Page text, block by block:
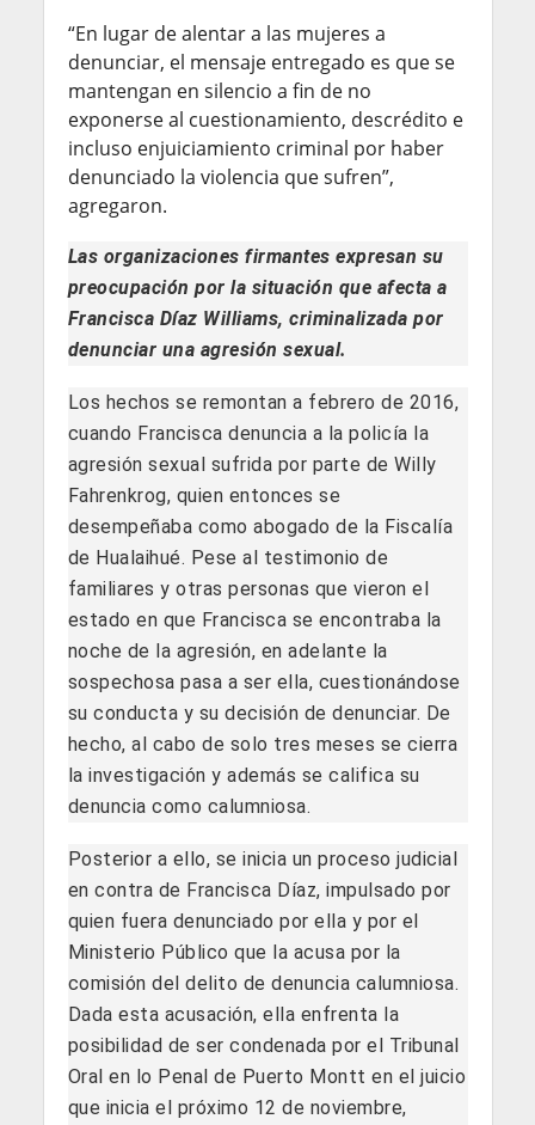
“En lugar de alentar a las mujeres a
denunciar, el mensaje entregado es que se
mantengan en silencio a fin de no
exponerse al cuestionamiento, descrédito e
incluso enjuiciamiento criminal por haber
denunciado la violencia que sufren”,
agregaron.
Las organizaciones firmantes expresan su
preocupación por la situación que afecta a
Francisca Díaz Williams, criminalizada por
denunciar una agresión sexual.
Los hechos se remontan a febrero de 2016,
cuando Francisca denuncia a la policía la
agresión sexual sufrida por parte de Willy
Fahrenkrog, quien entonces se
desempeñaba como abogado de la Fiscalía
de Hualaihué. Pese al testimonio de
familiares y otras personas que vieron el
estado en que Francisca se encontraba la
noche de la agresión, en adelante la
sospechosa pasa a ser ella, cuestionándose
su conducta y su decisión de denunciar. De
hecho, al cabo de solo tres meses se cierra
la investigación y además se califica su
denuncia como calumniosa.
Posterior a ello, se inicia un proceso judicial
en contra de Francisca Díaz, impulsado por
quien fuera denunciado por ella y por el
Ministerio Público que la acusa por la
comisión del delito de denuncia calumniosa.
Dada esta acusación, ella enfrenta la
posibilidad de ser condenada por el Tribunal
Oral en lo Penal de Puerto Montt en el juicio
que inicia el próximo 12 de noviembre,